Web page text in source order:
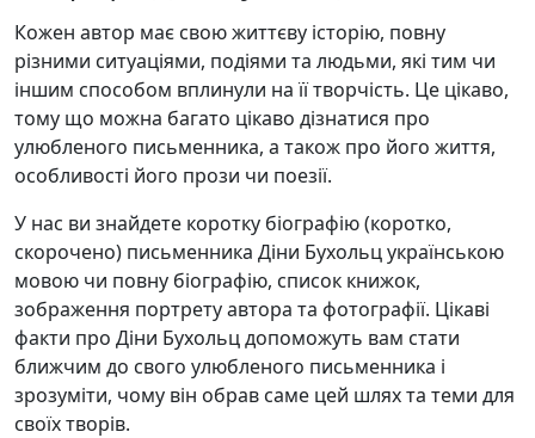
Кожен автор має свою життєву історію, повну
різними ситуаціями, подіями та людьми, які тим чи
іншим способом вплинули на її творчість. Це цікаво,
тому що можна багато цікаво дізнатися про
улюбленого письменника, а також про його життя,
особливості його прози чи поезії.
У нас ви знайдете коротку біографію (коротко,
скорочено) письменника Діни Бухольц українською
мовою чи повну біографію, список книжок,
зображення портрету автора та фотографії. Цікаві
факти про Діни Бухольц допоможуть вам стати
ближчим до свого улюбленого письменника і
зрозуміти, чому він обрав саме цей шлях та теми для
своїх творів.